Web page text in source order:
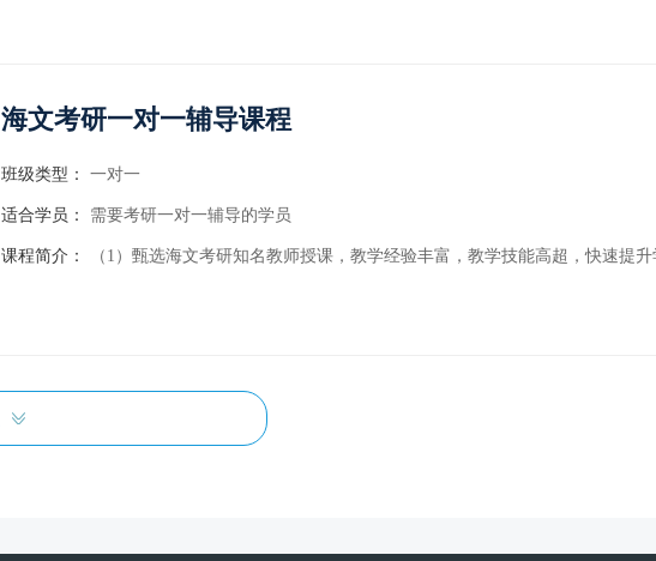
海文考研一对一辅导课程
班级类型： 一对一
适合学员： 需要考研一对一辅导的学员
课程简介： （1）甄选海文考研知名教师授课，教学经验丰富，教学技能高超，快速提升学员成绩；（2）个性定制内容，根据公共课考试内容重难点，结合学员基础水平，学习特点，制定个性化教学方案；（3）
海文考研英语课程